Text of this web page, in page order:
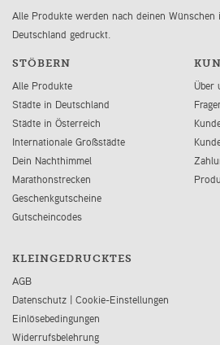
Alle Produkte werden nach deinen
Deutschland gedruckt.
STÖBERN
Alle Produkte
Städte in Deutschland
Städte in Österreich
Internationale Großstädte
Dein Nachthimmel
Marathonstrecken
Geschenkgutscheine
Gutscheincodes
Über
KLEINGEDRUCKTES
AGB
Datenschutz | Cookie-Einstellungen
Einlösebedingungen
Widerrufsbelehrung